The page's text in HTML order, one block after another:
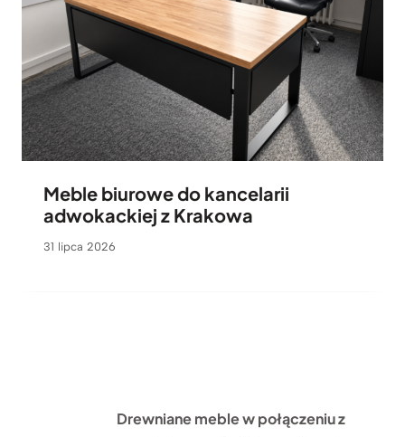
Meble biurowe do kancelarii
adwokackiej z Krakowa
31 lipca 2026
Drewniane meble w połączeniu z